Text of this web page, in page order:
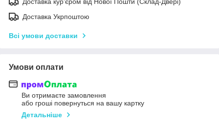
Доставка Укрпоштою
Всі умови доставки
Умови оплати
Ви отримаєте замовлення
або гроші повернуться на вашу картку
Детальніше